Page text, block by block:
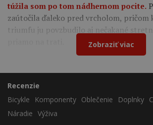
túžila som po tom nádhernom pocite.
zaútočila ďaleko pred vrcholom, pričom
triumfu ju povzbudilo aj nečakané
Zobraziť viac
Recenzie
Bicykle
Komponenty Oblečenie Doplnky
Náradie Výživa